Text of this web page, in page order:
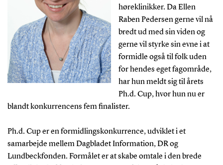
høreklinikker. Da Ellen
Raben Pedersen gerne vil nå
bredt ud med sin viden og
gerne vil styrke sin evne i at
formidle også til folk uden
for hendes eget fagområde,
har hun meldt sig til årets
Ph.d. Cup, hvor hun nu er
blandt konkurrencens fem finalister.
Ph.d. Cup er en formidlingskonkurrence, udviklet i et
samarbejde mellem Dagbladet Information, DR og
Lundbeckfonden. Formålet er at skabe omtale i den brede